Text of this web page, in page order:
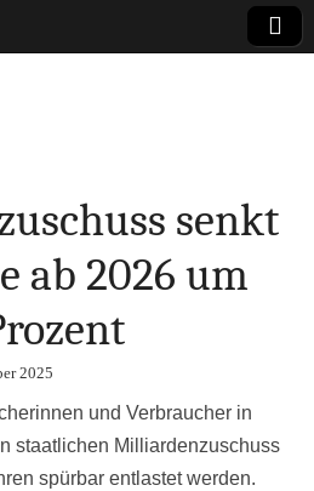
, Vertrieb-
Tipps
senkt
ab 2026 um
2025
und Verbraucher in
staatlichen Milliardenzuschuss
spürbar entlastet werden.